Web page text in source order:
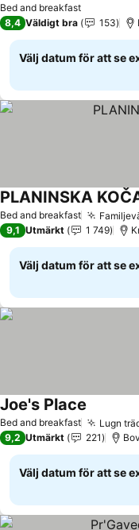
Bed and breakfast
8,4 Väldigt bra 153
Välj datum för att se
Bed and breakfast
PLANINSKA
9,1 Utmärkt 1 749
Välj datum för att se
Bed and breakfast Lugn
Joe's Place
9,2 Utmärkt 221
Välj datum för att se